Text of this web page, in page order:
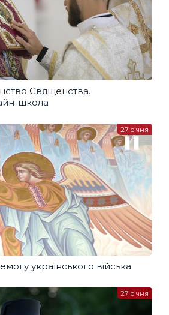
Священства.
школа
українського війська
27 січня
27 січня